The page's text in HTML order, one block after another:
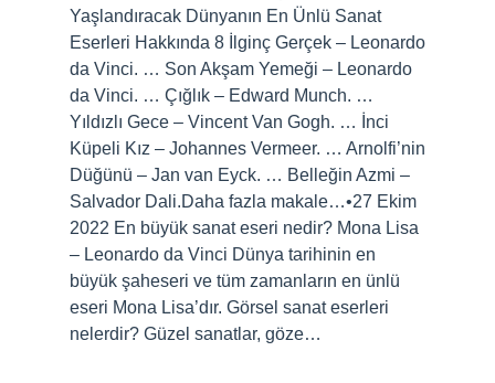
Yaşlandıracak Dünyanın En Ünlü Sanat
Eserleri Hakkında 8 İlginç Gerçek – Leonardo
da Vinci. … Son Akşam Yemeği – Leonardo
da Vinci. … Çığlık – Edward Munch. …
Yıldızlı Gece – Vincent Van Gogh. … İnci
Küpeli Kız – Johannes Vermeer. … Arnolfi’nin
Düğünü – Jan van Eyck. … Belleğin Azmi –
Salvador Dali.Daha fazla makale…•27 Ekim
2022 En büyük sanat eseri nedir? Mona Lisa
– Leonardo da Vinci Dünya tarihinin en
büyük şaheseri ve tüm zamanların en ünlü
eseri Mona Lisa’dır. Görsel sanat eserleri
nelerdir? Güzel sanatlar, göze…